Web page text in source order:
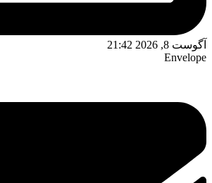
آگوست 8, 2026 21:42
Envelope